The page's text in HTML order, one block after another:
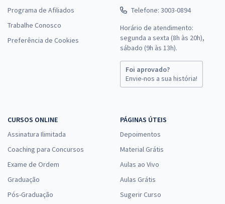
Programa de Afiliados
Trabalhe Conosco
Preferência de Cookies
Telefone: 3003-0894
Horário de atendimento:
segunda a sexta (8h às 20h),
sábado (9h às 13h).
Foi aprovado?
Envie-nos a sua história!
CURSOS ONLINE
Assinatura Ilimitada
Coaching para Concursos
Exame de Ordem
Graduação
Pós-Graduação
PÁGINAS ÚTEIS
Depoimentos
Material Grátis
Aulas ao Vivo
Aulas Grátis
Sugerir Curso